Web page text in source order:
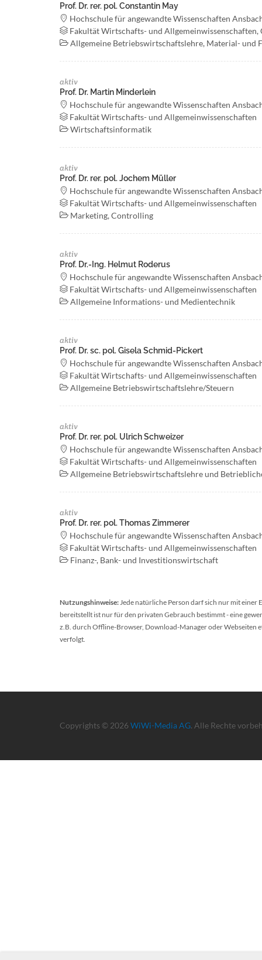
Prof. Dr. rer. pol. Constantin May
Hochschule für angewandte Wissenschaften
Fakultät Wirtschafts- und Allgemeinwissenschaften,
Allgemeine Betriebswirtschaftslehre, Material- und
aktiv
Prof. Dr. Martin Minderlein
Hochschule für angewandte Wissenschaften
Fakultät Wirtschafts- und Allgemeinwissenschaften
Wirtschaftsinformatik
aktiv
Prof. Dr. rer. pol. Jochem Müller
Hochschule für angewandte Wissenschaften
Fakultät Wirtschafts- und Allgemeinwissenschaften
Marketing, Controlling
aktiv
Prof. Dr.-Ing. Helmut Roderus
Hochschule für angewandte Wissenschaften
Fakultät Wirtschafts- und Allgemeinwissenschaften
Allgemeine Informations- und Medientechnik
aktiv
Prof. Dr. sc. pol. Gisela Schmid-Pickert
Hochschule für angewandte Wissenschaften
Fakultät Wirtschafts- und Allgemeinwissenschaften
Allgemeine Betriebswirtschaftslehre/Steuern
aktiv
Prof. Dr. rer. pol. Ulrich Schweizer
Hochschule für angewandte Wissenschaften
Fakultät Wirtschafts- und Allgemeinwissenschaften
Allgemeine Betriebswirtschaftslehre und
aktiv
Prof. Dr. rer. pol. Thomas Zimmerer
Hochschule für angewandte Wissenschaften
Fakultät Wirtschafts- und Allgemeinwissenschaften
Finanz-, Bank- und Investitionswirtschaft
Nutzungshinweise:Jede natürliche Person darf sich nur mit
bereitstellt ist nur für den privaten Gebrauch bestimmt - eine
z.B. durch Offline-Browser, Download-Manager oder Webseiten
verfolgt.
Copyrights © 2026 WiWi-Media AG. Alle Rechte